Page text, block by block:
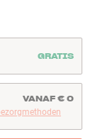
GRATIS
VANAF € 0